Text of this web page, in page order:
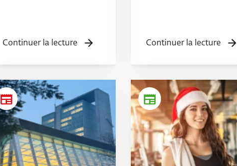
Continuer la lecture Continuer la lecture
newspaper newspaper